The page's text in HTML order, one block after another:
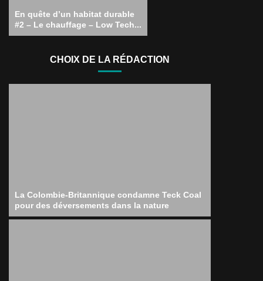
En quête d’un habitat durable
#2 – Le chauffage – Low Tech...
CHOIX DE LA RÉDACTION
La Colombie-Britannique condamne Teck Coal
pour des déversements dans la nature